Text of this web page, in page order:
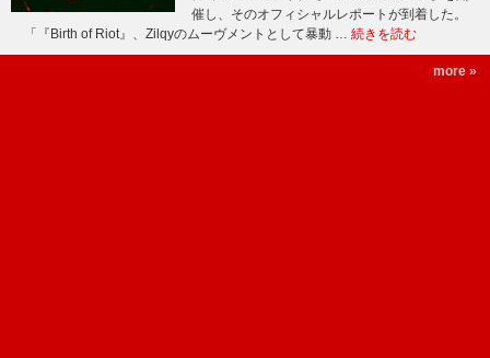
催し、そのオフィシャルレポートが到着した。
「『Birth of Riot』、Zilqyのムーヴメントとして暴動 … 続きを読む
more »